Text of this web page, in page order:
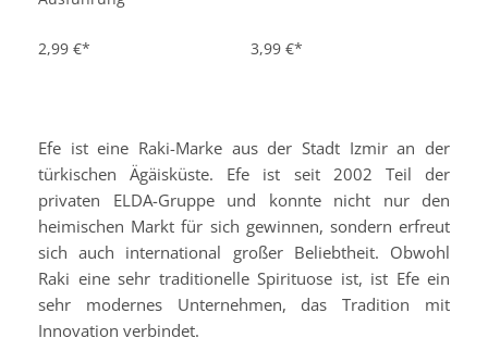
2,99 €* 3,99 €*
Efe ist eine Raki-Marke aus der Stadt Izmir an der
türkischen Ägäisküste. Efe ist seit 2002 Teil der
privaten ELDA-Gruppe und konnte nicht nur den
heimischen Markt für sich gewinnen, sondern erfreut
sich auch international großer Beliebtheit. Obwohl
Raki eine sehr traditionelle Spirituose ist, ist Efe ein
sehr modernes Unternehmen, das Tradition mit
Innovation verbindet.